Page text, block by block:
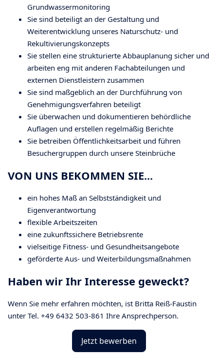
Grundwassermonitoring
Sie sind beteiligt an der Gestaltung und
Weiterentwicklung unseres Naturschutz- und
Rekultivierungskonzepts
Sie stellen eine strukturierte Abbauplanung sicher und
arbeiten eng mit anderen Fachabteilungen und
externen Dienstleistern zusammen
Sie sind maßgeblich an der Durchführung von
Genehmigungsverfahren beteiligt
Sie überwachen und dokumentieren behördliche
Auflagen und erstellen regelmäßig Berichte
Sie betreiben Öffentlichkeitsarbeit und führen
Besuchergruppen durch unsere Steinbrüche
VON UNS BEKOMMEN SIE...
ein hohes Maß an Selbstständigkeit und
Eigenverantwortung
flexible Arbeitszeiten
eine zukunftssichere Betriebsrente
vielseitige Fitness- und Gesundheitsangebote
geförderte Aus- und Weiterbildungsmaßnahmen
Haben wir Ihr Interesse geweckt?
Wenn Sie mehr erfahren möchten, ist Britta Reiß-Faustin
unter Tel. +49 6432 503-861 Ihre Ansprechperson.
Jetzt bewerben